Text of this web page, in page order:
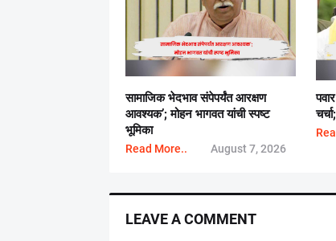
सामाजिक भेदभाव संपेपर्यंत आरक्षण
आवश्यक’; मोहन भागवत यांची स्पष्ट
भूमिका
Read More.. August 7, 2026
LEAVE A COMMENT